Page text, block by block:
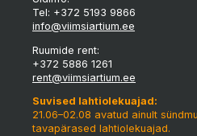
Tel: +372 5193 9866
info@viimsiartium.ee
Ruumide rent:
+372 5886 1261
rent@viimsiartium.ee
Suvised lahtiolekuajad:
21.06–02.08 avatud ainult
tavapärased lahtiolekuajad.